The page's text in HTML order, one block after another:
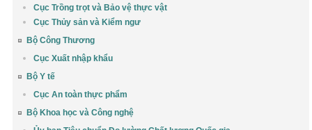
Cục Trồng trọt và Bảo vệ thực vật
Cục Thủy sản và Kiểm ngư
Bộ Công Thương
Cục Xuất nhập khẩu
Bộ Y tế
Cục An toàn thực phẩm
Bộ Khoa học và Công nghệ